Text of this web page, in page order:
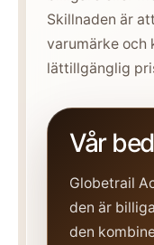
Skillnaden är
varumärke och
lättillgänglig
Vår
Globetrail
den är
den